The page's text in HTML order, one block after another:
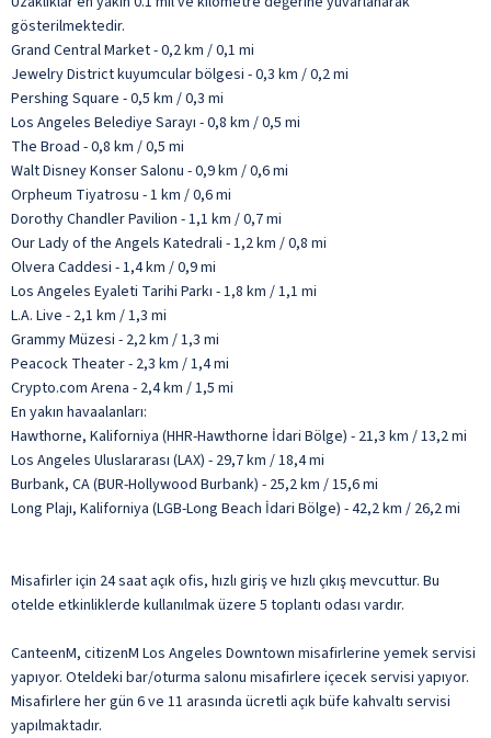
gösterilmektedir.
Grand Central Market - 0,2 km / 0,1 mi
Jewelry District kuyumcular bölgesi - 0,3 km / 0,2 mi
Pershing Square - 0,5 km / 0,3 mi
Los Angeles Belediye Sarayı - 0,8 km / 0,5 mi
The Broad - 0,8 km / 0,5 mi
Walt Disney Konser Salonu - 0,9 km / 0,6 mi
Orpheum Tiyatrosu - 1 km / 0,6 mi
Dorothy Chandler Pavilion - 1,1 km / 0,7 mi
Our Lady of the Angels Katedrali - 1,2 km / 0,8 mi
Olvera Caddesi - 1,4 km / 0,9 mi
Los Angeles Eyaleti Tarihi Parkı - 1,8 km / 1,1 mi
L.A. Live - 2,1 km / 1,3 mi
Grammy Müzesi - 2,2 km / 1,3 mi
Peacock Theater - 2,3 km / 1,4 mi
Crypto.com Arena - 2,4 km / 1,5 mi
En yakın havaalanları:
Hawthorne, Kaliforniya (HHR-Hawthorne İdari Bölge) - 21,3 km / 13,2 mi
Los Angeles Uluslararası (LAX) - 29,7 km / 18,4 mi
Burbank, CA (BUR-Hollywood Burbank) - 25,2 km / 15,6 mi
Long Plajı, Kaliforniya (LGB-Long Beach İdari Bölge) - 42,2 km / 26,2 mi
Misafirler için 24 saat açık ofis, hızlı giriş ve hızlı çıkış mevcuttur. Bu
otelde etkinliklerde kullanılmak üzere 5 toplantı odası vardır.
CanteenM, citizenM Los Angeles Downtown misafirlerine yemek servisi
yapıyor. Oteldeki bar/oturma salonu misafirlere içecek servisi yapıyor.
Misafirlere her gün 6 ve 11 arasında ücretli açık büfe kahvaltı servisi
yapılmaktadır.